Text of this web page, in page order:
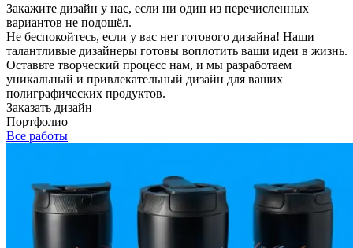
Закажите дизайн у нас, если ни один из перечисленных
вариантов не подошёл.
Не беспокойтесь, если у вас нет готового дизайна! Наши
талантливые дизайнеры готовы воплотить ваши идеи в жизнь.
Оставьте творческий процесс нам, и мы разработаем
уникальный и привлекательный дизайн для ваших
полиграфических продуктов.
Заказать дизайн
Портфолио
Все работы